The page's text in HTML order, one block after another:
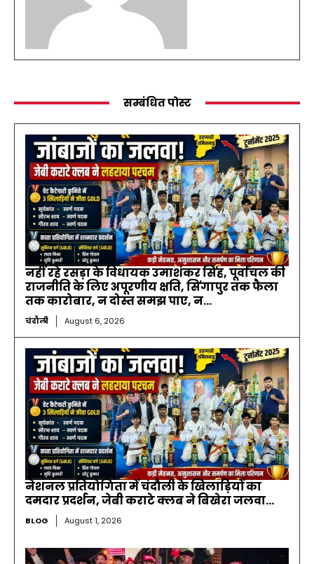
सम्बंधित पोस्ट
नहीं रहे रसड़ा के विधायक उमाशंकर सिंह, पूर्वांचल की
राजनीति के लिए अपूरणीय क्षति, सिंगापुर तक फैला
तक कारोबार, न दोस्त समझ पाए, न...
चंदौली August 6, 2026
नेशनल प्रतियोगिता में चंदौली के खिलाड़ियों का
दमदार प्रदर्शन, जेबी कराटे क्लब ने बिखेरा जलवा…
BLOG August 1, 2026